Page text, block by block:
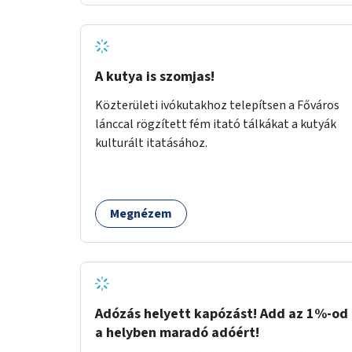
legyen.
A kutya is szomjas!
Közterületi ivókutakhoz telepítsen a Főváros
lánccal rögzített fém itató tálkákat a kutyák
kulturált itatásához.
Megnézem
Adózás helyett kapózást! Add az 1%-od
a helyben maradó adóért!